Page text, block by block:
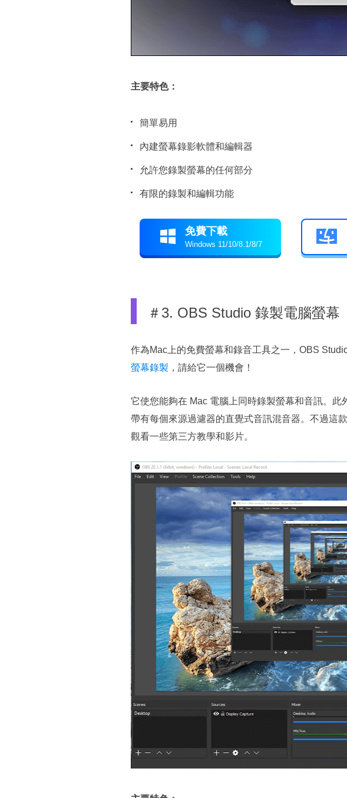
主要特色：
簡單易用
內建螢幕錄影軟體和編輯器
允許您錄製螢幕的任何部分
有限的錄製和編輯功能
 免費下載
Windows 11/10/8.1/8/7 
＃3. OBS Studio 錄製電腦螢幕
作為Mac上的免費螢幕和錄音工具之一，OBS
螢幕錄製 ，請給它一個機會！
它使您能夠在 Mac 電腦上同時錄製螢幕和音訊。
帶有每個來源過濾器的直覺式音訊混音器。不過這
觀看一些第三方教學和影片。